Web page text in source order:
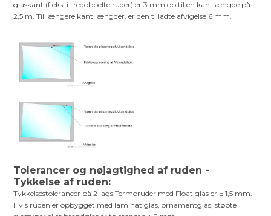
glaskant (f.eks. i tredobbelte ruder) er 3 mm op til en kantlængde på
2,5 m. Til længere kant længder, er den tilladte afvigelse 6 mm.
Tolerancer og nøjagtighed af ruden -
Tykkelse af ruden:
Tykkelsestolerancer på 2 lags Termoruder med Float glas er ± 1,5 mm.
Hvis ruden er opbygget med laminat glas, ornamentglas, støbte